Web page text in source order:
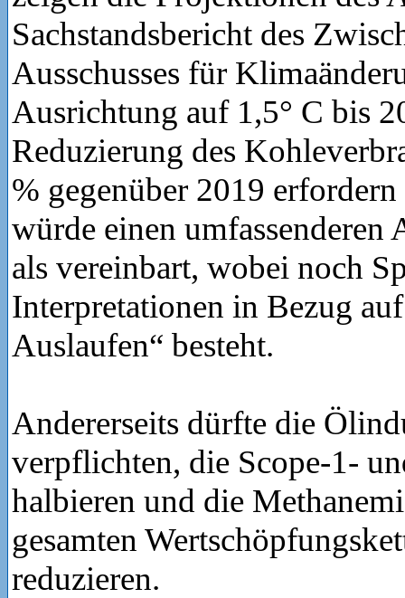
Sachstandsbericht des
Ausschusses für
Ausrichtung auf 1,5° C bis
Reduzierung des
% gegenüber 2019
würde einen umfassenderen
als vereinbart, wobei noch
Interpretationen in Bezug
Auslaufen“ besteht.
Andererseits dürfte die
verpflichten, die Scope-1-
halbieren und die
gesamten
reduzieren.